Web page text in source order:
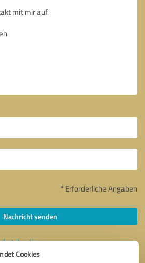
Cookies
* Erforderliche Angaben
Nachricht senden
zu.